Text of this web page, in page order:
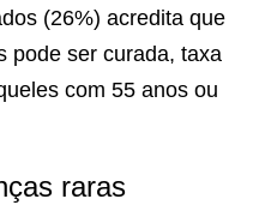
(26%) acredita que
pode ser curada, taxa
com 55 anos ou
raras